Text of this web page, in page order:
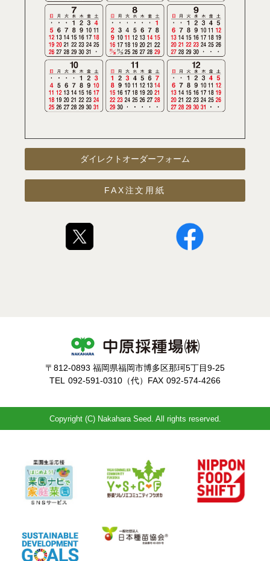
ダイレクトオーダーフォーム
FAX注文用紙
〒812-0893 福岡県福岡市博多区那珂5丁目9-25
TEL
092-591-0310（代） FAX 092-574-4266
Copyright (C) Nakahara Seed. All rights reserved.